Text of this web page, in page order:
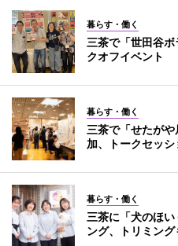
暮らす・働く
三茶で「世田谷
クオフイベント
暮らす・働く
三茶で「せたが
加、トークセッシ
暮らす・働く
三茶に「犬のほ
ング、トリミング